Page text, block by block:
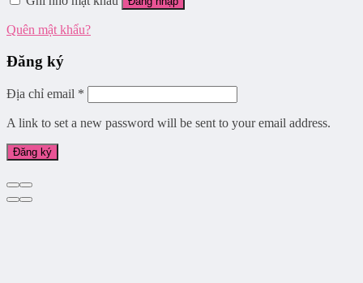
Quên mật khẩu?
Đăng ký
Địa chỉ email *
A link to set a new password will be sent to your email address.
Đăng ký